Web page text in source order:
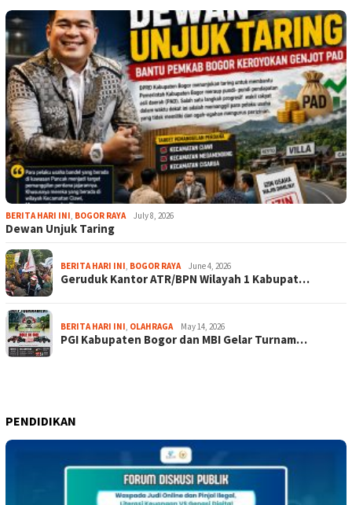
BERITA HARI INI BOGOR RAYA July 8, 2026
Dewan Unjuk Taring
BERITA HARI INI BOGOR RAYA June 4, 2026
Geruduk Kantor ATR/BPN Wilayah 1 Kabupat…
BERITA HARI INI OLAHRAGA May 14, 2026
PGI Kabupaten Bogor dan MBI Gelar Turnam…
PENDIDIKAN